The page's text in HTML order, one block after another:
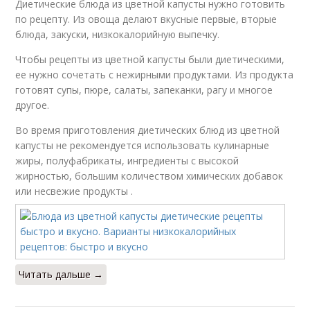
Диетические блюда из цветной капусты нужно готовить
по рецепту. Из овоща делают вкусные первые, вторые
блюда, закуски, низкокалорийную выпечку.
Чтобы рецепты из цветной капусты были диетическими,
ее нужно сочетать с нежирными продуктами. Из продукта
готовят супы, пюре, салаты, запеканки, рагу и многое
другое.
Во время приготовления диетических блюд из цветной
капусты не рекомендуется использовать кулинарные
жиры, полуфабрикаты, ингредиенты с высокой
жирностью, большим количеством химических добавок
или несвежие продукты .
Читать дальше →